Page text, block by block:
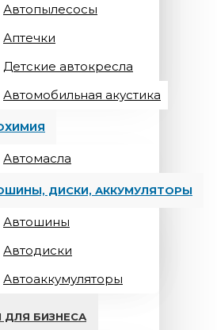
Автопылесосы
Аптечки
Детские автокресла
Автомобильная акустика
Автомасла
ДИСКИ, АККУМУЛЯТОРЫ
Автошины
Автодиски
Автоаккумуляторы
БИЗНЕСА